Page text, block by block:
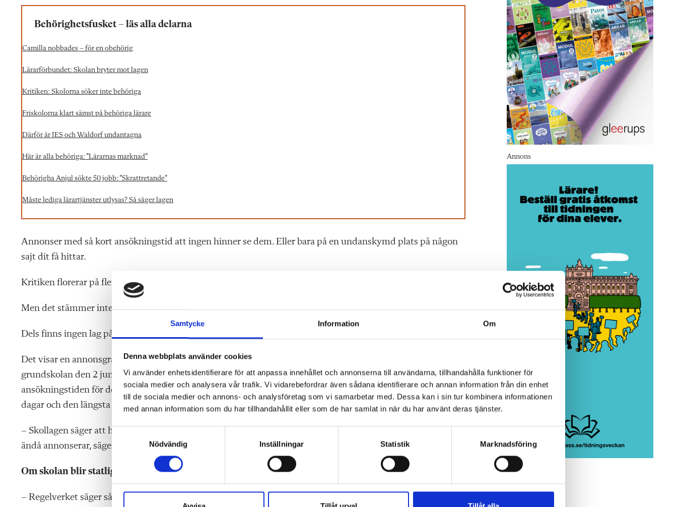
Samtycke Information Om
Denna webbplats använder cookies
Vi använder enhetsidentifierare för att anpassa innehållet och annonserna till användarna, tillhandahålla funktioner för
sociala medier och analysera vår trafik. Vi vidarebefordrar även sådana identifierare och annan information från din enhet
till de sociala medier och annons- och analysföretag som vi samarbetar med. Dessa kan i sin tur kombinera informationen
med annan information som du har tillhandahållit eller som de har samlat in när du har använt deras tjänster.
S
a
t
Nödvändig Inställningar Statistik Marknadsföring
Behörighetsfusket – läs alla delarna
Camilla nobbades – för en obehörig
Lärarförbundet: Skolan bryter mot lagen
Kritiken: Skolorna söker inte behöriga
Friskolorna klart sämst på behöriga lärare
Därför är IES och Waldorf ­undantagna
Här är alla behöriga: ”Lärarnas marknad”
Behörigha Anjul sökte 50 jobb: ”Skrattretande”
Måste lediga lärartjänster utlysas? Så säger lagen
Annonser med så kort ansökningstid att ingen hinner se dem. Eller bara på en undanskymd plats på någon
sajt dit få hittar.
Kritiken florerar på flera lärargrupper i sociala medier.
Men det stämmer inte.
Dels finns ingen lag på att tjänsterna måste utlysas, dels är den genomsnittliga ansökningstiden 20 dagar.
Det visar en annonsgranskning som Läraren har gjort. Bland Platsbankens 1866 annonser för lärarjobb i
grundskolan den 2 juni valde vi ut 104 slumpmässigt, fem i varje region. Den genomsnittliga
ansökningstiden för den senaste månadens annonser var 21 dagar. Den kortaste ansökningstiden var sju
dagar och den längsta 62 dagar.
– Skollagen säger att huvudmännen ska anstränga sig för att hitta behöriga lärare. Det gör nog att de flesta
ändå annonserar, säger Per Båvner, utredare på Lärarförbundet.
Om skolan blir statlig krävs det alltså annonsering?
– Regelverket säger så. Men jag har jobbat inom staten och vet att man ibland förhåller sig flexibel där också.
Annons